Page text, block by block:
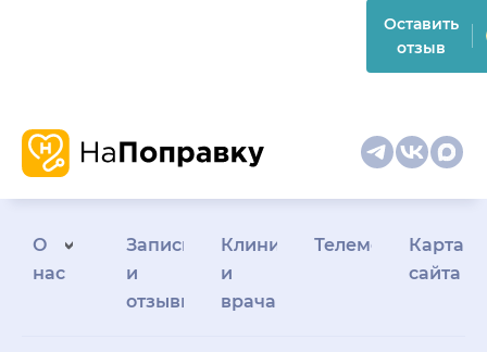
Оставить
отзыв
О
нас
Запись
и
отзывы
Клиникам
и
врачам
Телемедицина
Карта
сайта